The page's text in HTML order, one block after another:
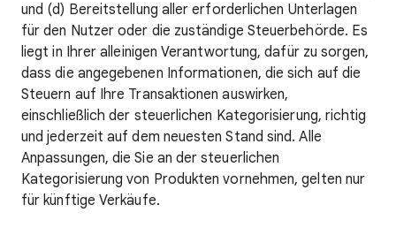
und (d) Bereitstellung aller erforderlichen Unterlagen
für den Nutzer oder die zuständige Steuerbehörde. Es
liegt in Ihrer alleinigen Verantwortung, dafür zu sorgen,
dass die angegebenen Informationen, die sich auf die
Steuern auf Ihre Transaktionen auswirken,
einschließlich der steuerlichen Kategorisierung, richtig
und jederzeit auf dem neuesten Stand sind. Alle
Anpassungen, die Sie an der steuerlichen
Kategorisierung von Produkten vornehmen, gelten nur
für künftige Verkäufe.